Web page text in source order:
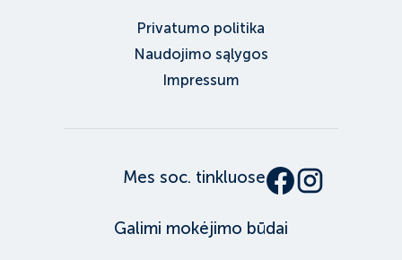
Privatumo politika
Naudojimo sąlygos
Impressum
Mes soc. tinkluose
Galimi mokėjimo būdai